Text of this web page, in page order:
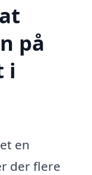
på
i
en
der flere